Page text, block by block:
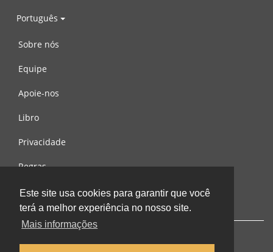
Este site usa cookies para garantir que você
terá a melhor experiência no nosso site.
Mais informações
Português
Sobre nós
Equipe
Apoie-nos
Libro
Privacidade
Regras
Contacte-nos